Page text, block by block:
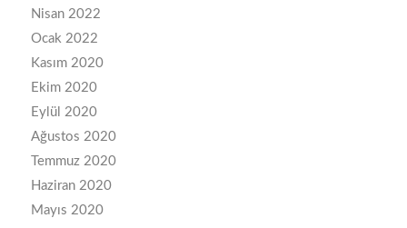
Nisan 2022
Ocak 2022
Kasım 2020
Ekim 2020
Eylül 2020
Ağustos 2020
Temmuz 2020
Haziran 2020
Mayıs 2020